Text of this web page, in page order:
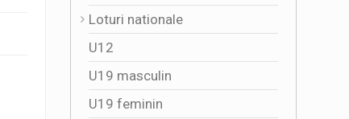
Loturi nationale
U12
U19 masculin
U19 feminin